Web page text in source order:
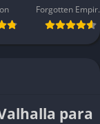
Valhalla para